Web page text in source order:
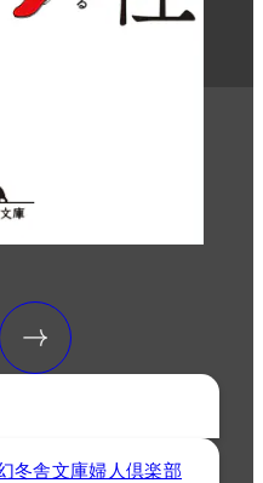
冬舎文庫婦人倶楽部